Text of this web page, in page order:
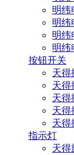
明纬
明纬
明纬
明纬
按钮开关
天得
天得
天得
天得
天得
指示灯
天得